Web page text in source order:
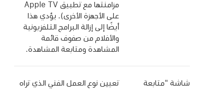
مزامنتها معتطبيق Apple TV
على الأجهزة الأخرى). يؤدي هذا
أيضًا إلى إزالة البرامج التلفزيونية
والأفلام من صفوف قائمة
المشاهدة ومتابعة المشاهدة.
شاشة "متابعة
تعيين نوع العمل الفني الذي تراه